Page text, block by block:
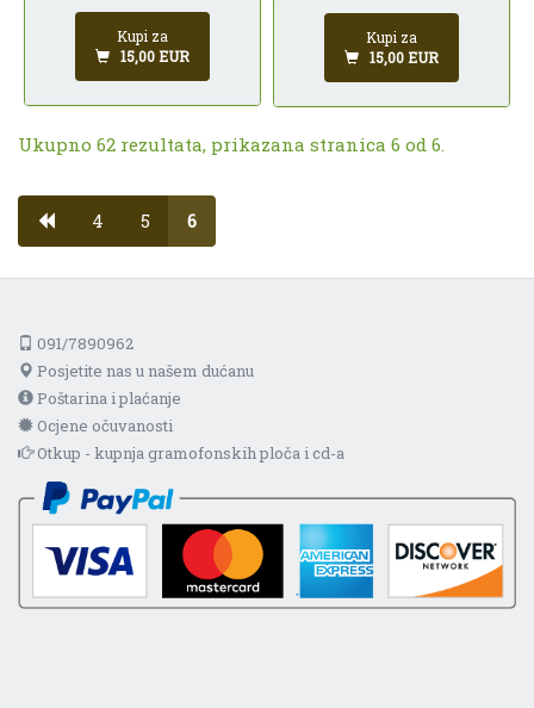
Kupi za
15,00 EUR
Kupi za
15,00 EUR
Ukupno 62 rezultata, prikazana stranica 6 od 6.
4 5 6
091/7890962
Posjetite nas u našem dućanu
Poštarina i plaćanje
Ocjene očuvanosti
Otkup - kupnja gramofonskih ploča i cd-a